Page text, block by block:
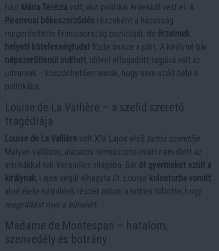
házi Mária Terézia volt, akit politikai érdekből vett el. A
Pireneusi békeszerződés részeként a házasság
megerősítette Franciaország pozícióját, de érzelmek
helyett kötelességtudat fűzte össze a párt. A királyné bár
népszerűtlenül indított, idővel elfogadott tagjává vált az
udvarnak – köszönhetően annak, hogy nem szólt bele a
politikába.
Louise de La Vallière – a szelíd szerető
tragédiája
Louise de La Vallière volt XIV. Lajos első tartós szeretője.
Mélyen vallásos, alázatos természete miatt nem illett az
intrikákkal teli Versailles világába. Bár öt gyermeket szült a
királynak, Lajos végül elhagyta őt. Louise kolostorba vonult,
ahol élete hátralévő részét abban a hitben töltötte, hogy
megváltást nyer a bűneiért.
Madame de Montespan – hatalom,
szenvedély és botrány